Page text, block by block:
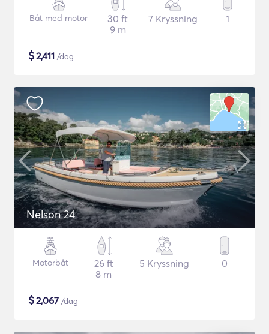
Båt med motor
30 ft
9 m
7 Kryssning 1
$2,411 /dag
Nelson 24
Motorbåt
26 ft
8 m
5 Kryssning 0
$2,067 /dag